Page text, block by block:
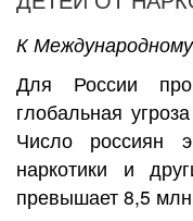
К
Для России
глобальная
Число россиян
наркотики и
превышает 8,5